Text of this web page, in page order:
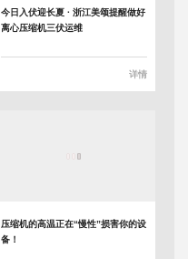
今日入伏迎长夏 · 浙江美颂提醒做好
离心压缩机三伏运维
详情
压缩机的高温正在“慢性”损害你的设
备！